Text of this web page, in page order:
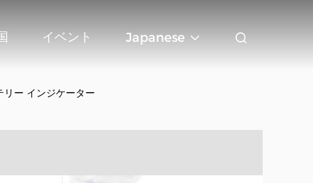
イベント Japanese
ー インジケーター